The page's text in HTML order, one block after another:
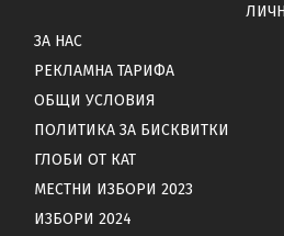
ЗА НАС
РЕКЛАМНА ТАРИФА
ОБЩИ УСЛОВИЯ
ПОЛИТИКА ЗА БИСКВИТКИ
ГЛОБИ ОТ КАТ
МЕСТНИ ИЗБОРИ 2023
ИЗБОРИ 2024